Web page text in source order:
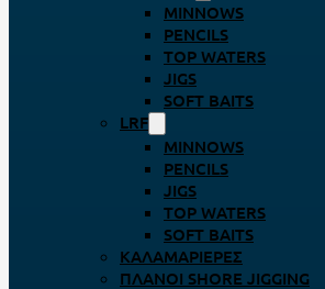
MINNOWS
PENCILS
TOP WATERS
JIGS
SOFT BAITS
LRF
MINNOWS
PENCILS
JIGS
TOP WATERS
SOFT BAITS
ΚΑΛΑΜΑΡΙΈΡΕΣ
ΠΛΆΝΟΙ SHORE JIGGING